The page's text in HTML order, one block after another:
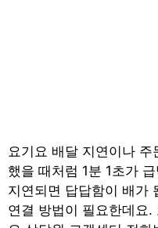
요기요 배달 지연이나
했을 때처럼 1분 1초가
지연되면 답답함이 배가
연결 방법이 필요한데요.